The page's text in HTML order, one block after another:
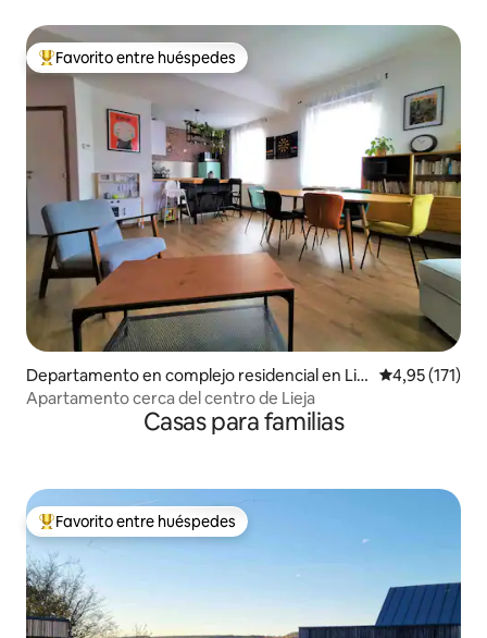
Favorito entre los huéspedes más destacados
Favorito entre huéspedes
Departamento en complejo residencial en Liè
ge
Calificación
4,95 (171)
Apartamento cerca del centro de Lieja
Casas para familias
Favorito entre los huéspedes más destacados
Favorito entre huéspedes